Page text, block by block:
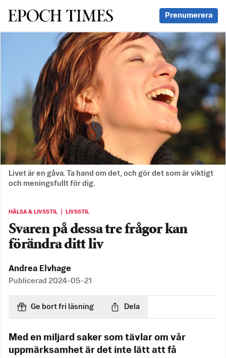
Svenska Epoch Times Prenumerera
Livet är en gåva. Ta hand om det, och gör det som är viktigt
och meningsfullt för dig.
HÄLSA & LIVSSTIL ｜ LIVSSTIL
Svaren på dessa tre frågor kan
förändra ditt liv
Andrea Elvhage
Publicerad 2024-05-21
Ge bort fri läsning Dela
Med en miljard saker som tävlar om vår
uppmärksamhet är det inte lätt att få